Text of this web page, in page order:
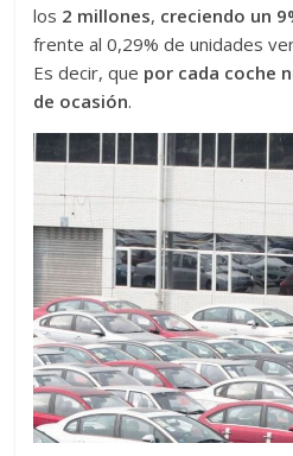
los 2 millones, creciendo un
frente al 0,29% de unidades
Es decir, que por cada coche
de ocasión.